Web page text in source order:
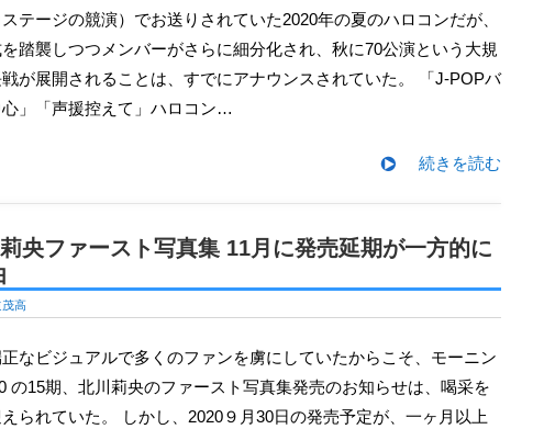
テージの競演）でお送りされていた2020年の夏のハロコンだが、
踏襲しつつメンバーがさらに細分化され、秋に70公演という大規
が展開されることは、すでにアナウンスされていた。 「J-POPバ
」「声援控えて」ハロコン…
続きを読む
央ファースト写真集 11月に発売延期が一方的に
茂高
の15期、北川莉央のファースト写真集発売のお知らせは、喝采を
られていた。 しかし、2020９月30日の発売予定が、一ヶ月以上